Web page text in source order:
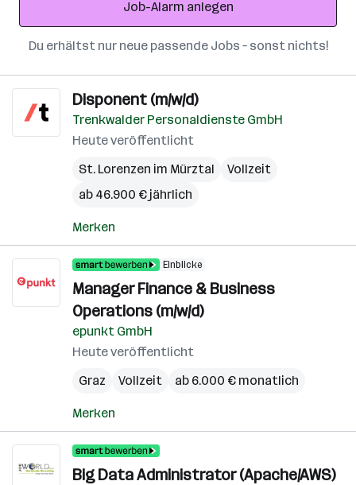
Job-Alarm anlegen
Du erhältst nur neue passende Jobs – sonst nichts!
Disponent (m/w/d)
Trenkwalder Personaldienste GmbH
Heute veröffentlicht
St. Lorenzen im Mürztal
Vollzeit
ab 46.900 € jährlich
Merken
Einblicke
Manager Finance & Business
Operations (m/w/d)
epunkt GmbH
Heute veröffentlicht
Graz
Vollzeit ab 6.000 € monatlich
Merken
Big Data Administrator (Apache/AWS)